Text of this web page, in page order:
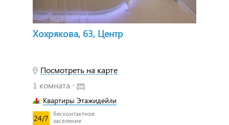
Хохрякова, 63, Центр
Посмотреть на карте
1 комната ⋅
Квартиры Этажидейли
24/7
бесконтактное
заселение